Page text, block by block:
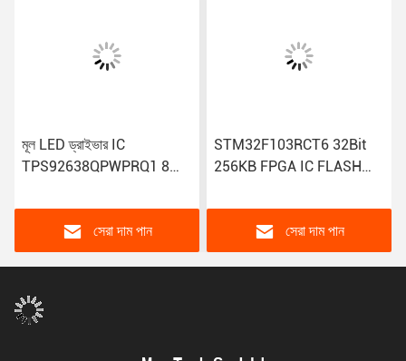
মূল LED ড্রাইভার IC
TPS92638QPWPRQ1 8
20-HTSSOP PWM ডিমিং
সেরা দাম পান
STM32F103RCT6 32Bit
256KB FPGA IC FLASH
নমনীয় সংযোগ সহ
সেরা দাম পান